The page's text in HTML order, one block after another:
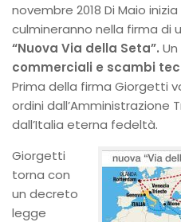
novembre 2018 Di Maio
culmineranno nella firma di
“Nuova Via della Seta”.
commerciali e scambi
Prima della firma Giorgetti
ordini dall’Amministrazione
dall’Italia eterna fedeltà.
Giorgetti
torna con
un decreto
legge